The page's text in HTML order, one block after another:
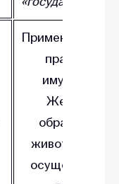
Применимы
правила об
имуществе.
Жестокое
обращение с
животными